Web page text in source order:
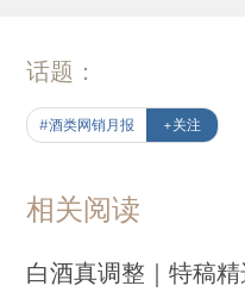
话题：
#酒类网销月报 +关注
相关阅读
白酒真调整｜特稿